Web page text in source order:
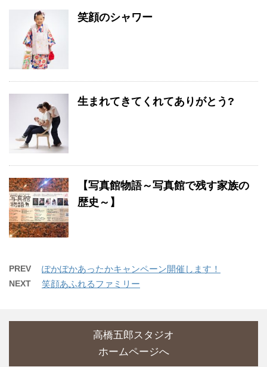
笑顔のシャワー
生まれてきてくれてありがとう?
【写真館物語～写真館で残す家族の
歴史～】
PREV ぽかぽかあったかキャンペーン開催します！
NEXT 笑顔あふれるファミリー
高橋五郎スタジオ
ホームページへ